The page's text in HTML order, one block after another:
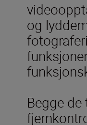
og
Begge